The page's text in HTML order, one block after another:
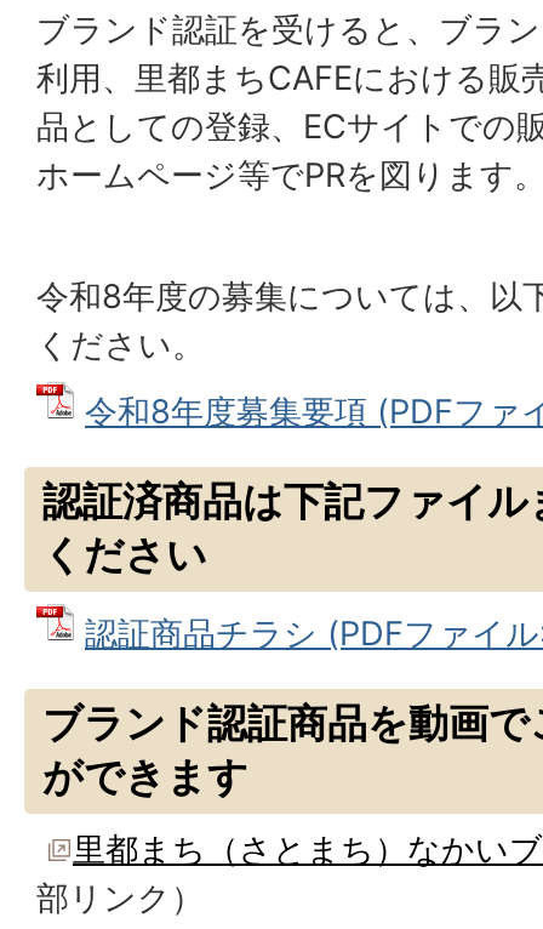
ブランド認証を受けると、ブラ
利用、里都まちCAFEにおける販
品としての登録、ECサイトでの
ホームページ等でPRを図ります
令和8年度の募集については、以
ください。
令和8年度募集要項 (PDFファ
認証済商品は下記ファイ
ください
認証商品チラシ (PDFファイル
ブランド認証商品を動画
ができます
里都まち（さとまち）なかい
部リンク）